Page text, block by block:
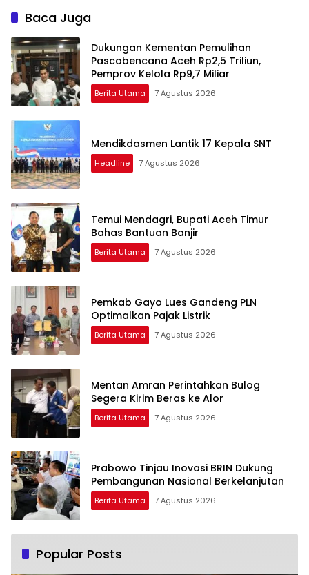
Baca Juga
Dukungan Kementan Pemulihan
Pascabencana Aceh Rp2,5 Triliun,
Pemprov Kelola Rp9,7 Miliar
Berita Utama 7 Agustus 2026
Mendikdasmen Lantik 17 Kepala SNT
Headline 7 Agustus 2026
Temui Mendagri, Bupati Aceh Timur
Bahas Bantuan Banjir
Berita Utama 7 Agustus 2026
Pemkab Gayo Lues Gandeng PLN
Optimalkan Pajak Listrik
Berita Utama 7 Agustus 2026
Mentan Amran Perintahkan Bulog
Segera Kirim Beras ke Alor
Berita Utama 7 Agustus 2026
Prabowo Tinjau Inovasi BRIN Dukung
Pembangunan Nasional Berkelanjutan
Berita Utama 7 Agustus 2026
Popular Posts